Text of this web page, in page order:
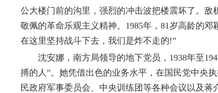
公大楼门前的沟里，强烈的冲击波把楼震坏了。
敬佩的革命乐观主义精神。1985年，81岁高龄的
在这里坚持战斗下去，我们是炸不走的!”
沈安娜，南方局领导的地下党员，1938年至
搏的人”。她凭借出色的业务水平，在国民党中央
民政府军事委员会、中央训练团等各种会议以及